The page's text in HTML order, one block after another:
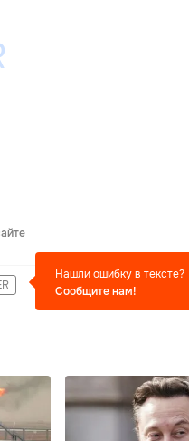
Нашли ошибку в тексте?
Сообщите нам!